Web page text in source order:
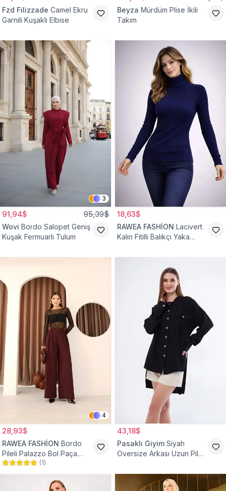
Fzd Filizzade Camel Ekru
Garnili Kuşaklı Elbise
Beyza Mürdüm Plise İkili
Takım
3
91,94$ 95,39$
Wovi Bordo Salopet Geniş
Kuşak Fermuarlı Tulum
18,63$
RAWEA FASHİON Lacivert
Kalın Fitilli Balıkçı Yaka
4
28,93$
RAWEA FASHİON Bordo
Pileli Palazzo Bol Paça
Yüksek Bel Tesettür
Pantolon
(1)
43,18$
Pasaklı Giyim Siyah
Oversize Arkası Uzun Pileli